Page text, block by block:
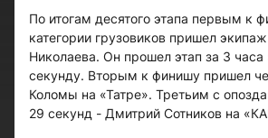
По итогам десятого этапа первым к
категории грузовиков пришел
Николаева. Он прошел этап за 3 часа
секунду. Вторым к финишу пришел
Коломы на «Татре». Третьим с
29 секунд - Дмитрий Сотников на